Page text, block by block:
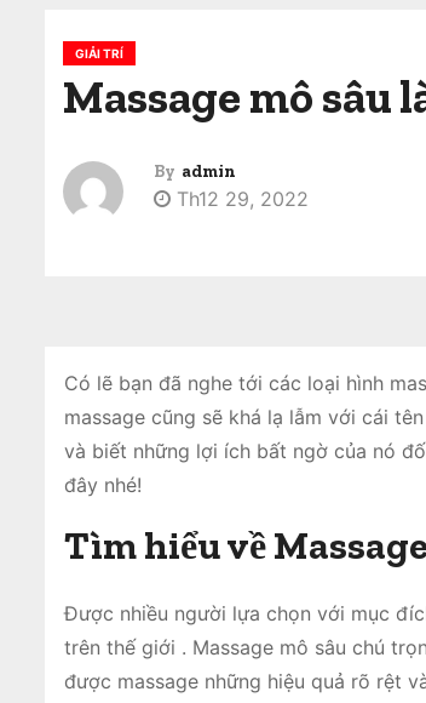
GIẢI TRÍ
Massage mô sâu
By admin
Th12 29, 2022
Có lẽ bạn đã nghe tới các loại hình
massage cũng sẽ khá lạ lẫm với cái
và biết những lợi ích bất ngờ của nó
đây nhé!
Tìm hiểu về
Được nhiều người lựa chọn với mục
trên thế giới . Massage mô sâu chú
được massage những hiệu quả rõ rệt